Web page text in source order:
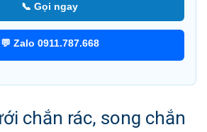
📞 Gọi ngay
💬 Zalo 0911.787.668
chắn rác, song chắn